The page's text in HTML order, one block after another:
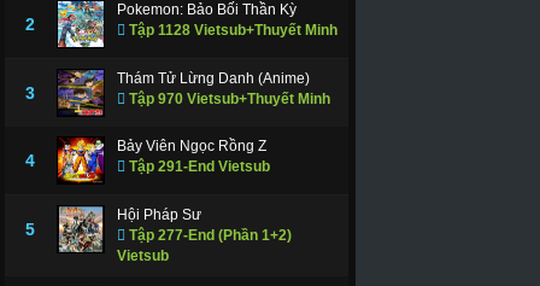
2
Pokemon: Bảo Bối Thần Kỳ
Tập 1128 Vietsub+Thuyết Minh
3
Thám Tử Lừng Danh (Anime)
Tập 970 Vietsub+Thuyết Minh
4
Bảy Viên Ngọc Rồng Z
Tập 291-End Vietsub
5
Hội Pháp Sư
Tập 277-End (Phần 1+2)
Vietsub